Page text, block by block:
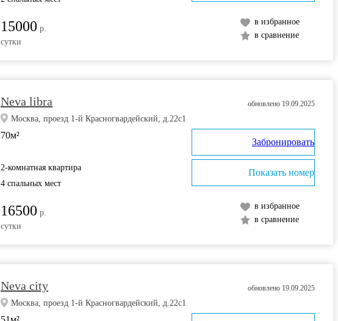
15000 р.
сутки
в избранное
в сравнение
Neva libra
Москва, проезд 1-й Красногвардейский, д.22с1
70м²
2-комнатная квартира
4 спальных мест
16500 р.
сутки
обновлено 19.09.2025
в избранное
в сравнение
Забронировать
Показать номер
Neva city
Москва, проезд 1-й Красногвардейский, д.22с1
обновлено 19.09.2025